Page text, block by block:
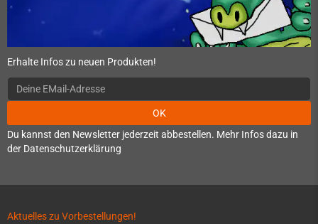
Erhalte Infos zu neuen Produkten!
OK
Du kannst den Newsletter jederzeit abbestellen. Mehr Infos dazu in
der Datenschutzerklärung
Aktuelles zu Vorbestellungen!